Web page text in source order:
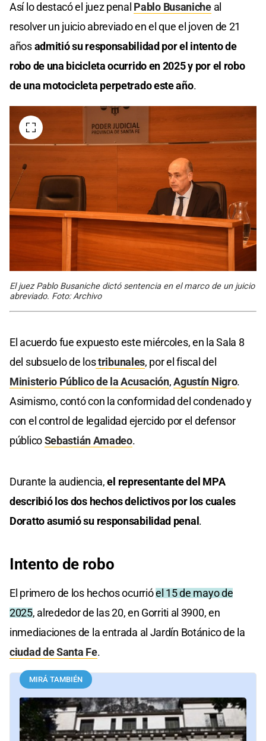
Así lo destacó el juez penal Pablo Busanicheal
resolver un juicio abreviado en el que el joven de 21
añosadmitió su responsabilidad por el intento de
robo de una bicicleta ocurrido en 2025 y por el robo
de una motocicleta perpetrado este año.
El juez Pablo Busaniche dictó sentencia en el marco de un juicio
abreviado. Foto: Archivo
El acuerdo fue expuesto este miércoles, en la Sala 8
del subsuelo de lostribunales, por el fiscal del
Ministerio Público de la Acusación,Agustín Nigro.
Asimismo, contó con la conformidad del condenado y
con el control de legalidad ejercido por el defensor
públicoSebastián Amadeo.
Durante la audiencia,el representante del MPA
describió los dos hechos delictivos por los cuales
Doratto asumió su responsabilidad penal.
Intento de robo
El primero de los hechos ocurrióel 15 de mayo de
2025, alrededor de las 20, en Gorriti al 3900, en
inmediaciones de la entrada al Jardín Botánico de la
ciudad de Santa Fe.
MIRÁ TAMBIÉN